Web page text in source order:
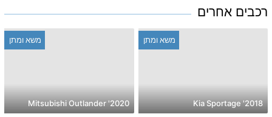
רכבים אחרים
משא ומתן
2018' Kia Sportage
משא ומתן
2020' Mitsubishi Outlander